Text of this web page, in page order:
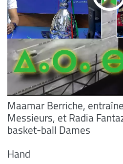
Maamar Berriche,
Messieurs, et Radia
basket-ball Dames
Hand